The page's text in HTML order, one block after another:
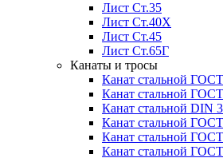
Лист Ст.35
Лист Ст.40Х
Лист Ст.45
Лист Ст.65Г
Канаты и тросы
Канат стальной
Канат стальной
Канат стальной DIN
Канат стальной
Канат стальной
Канат стальной